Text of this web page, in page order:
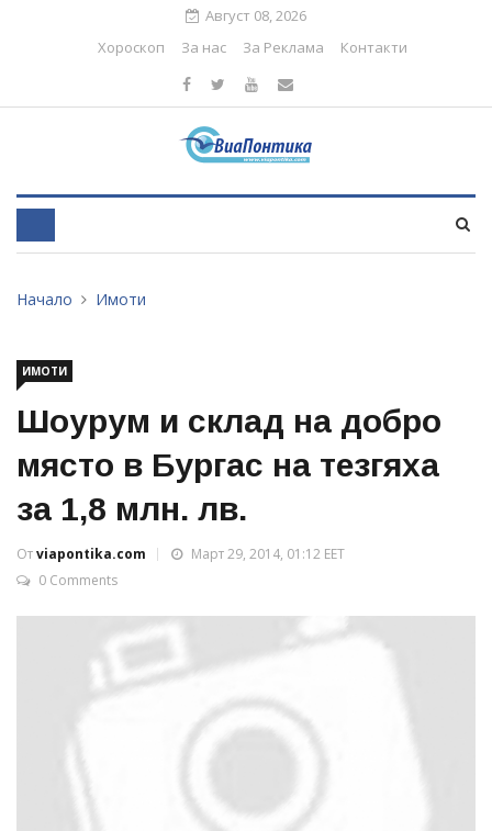
Август 08, 2026
Хороскоп
За нас За Реклама Контакти
Начало Имоти
ИМОТИ
Шоурум и склад на добро
място в Бургас на тезгяха
за 1,8 млн. лв.
Отviapontika.com
Март 29, 2014, 01:12 EET
0 Comments